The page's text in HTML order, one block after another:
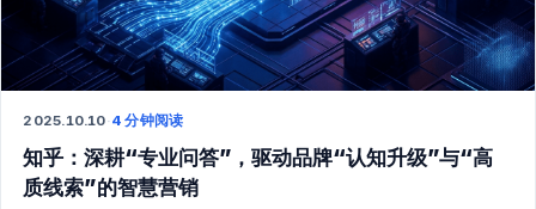
2025.10.10·4 分钟阅读
知乎：深耕“专业问答”，驱动品牌“认知升级”与“高
质线索”的智慧营销